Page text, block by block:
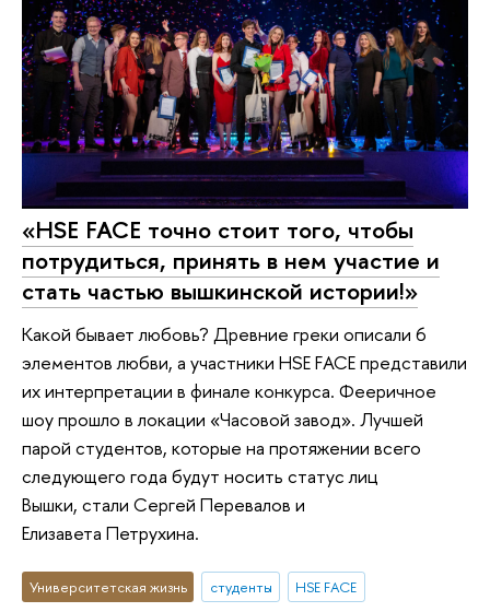
«HSE FACE точно стоит того, чтобы
потрудиться, принять в нем участие и
стать частью вышкинской истории!»
Какой бывает любовь? Древние греки описали 6
элементов любви, а участники HSE FACE представили
их интерпретации в финале конкурса. Фееричное
шоу прошло в локации «Часовой завод». Лучшей
парой студентов, которые на протяжении всего
следующего года будут носить статус лиц
Вышки, стали Сергей Перевалов и
Елизавета Петрухина.
Университетская жизнь студенты HSE FACE